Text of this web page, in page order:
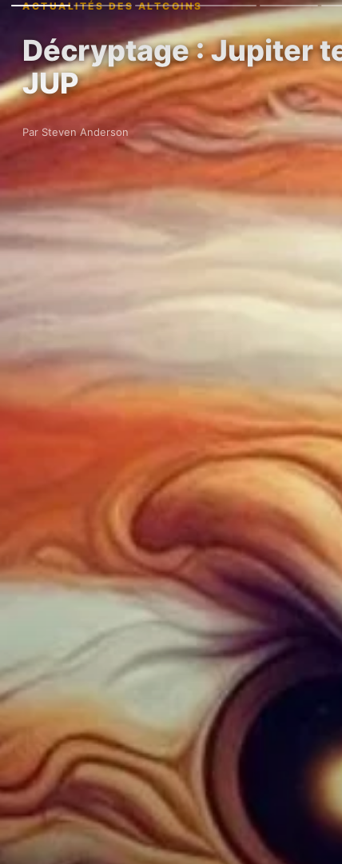
ACTUALITÉS DES ALTCOINS
Décryptage : Jupiter
JUP
Par Steven Anderson